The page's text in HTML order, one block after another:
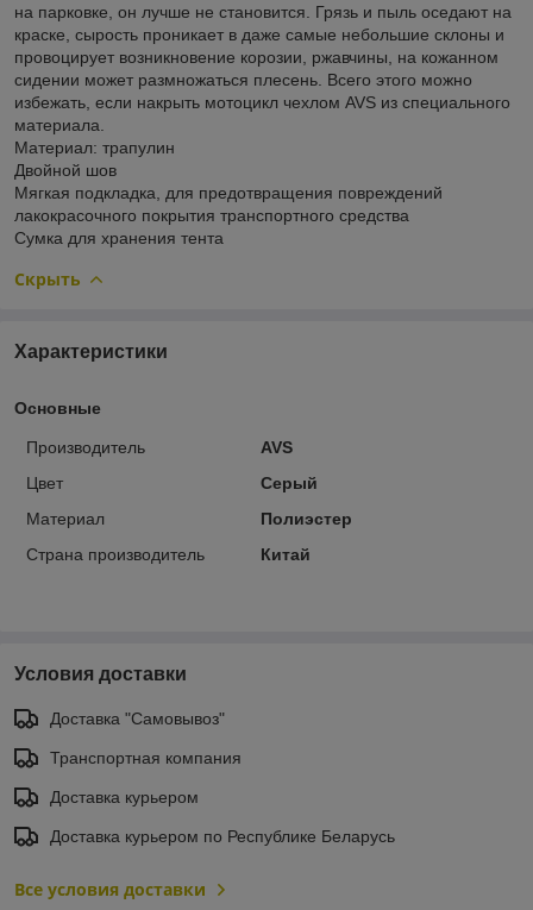
на парковке, он лучше не становится. Грязь и пыль оседают на
краске, сырость проникает в даже самые небольшие склоны и
провоцирует возникновение корозии, ржавчины, на кожанном
сидении может размножаться плесень. Всего этого можно
избежать, если накрыть мотоцикл чехлом AVS из специального
материала.
Материал: трапулин
Двойной шов
Мягкая подкладка, для предотвращения повреждений
лакокрасочного покрытия транспортного средства
Сумка для хранения тента
Скрыть
Характеристики
Основные
Производитель
AVS
Цвет
Серый
Материал
Полиэстер
Страна производитель
Китай
Условия доставки
Доставка "Самовывоз"
Транспортная компания
Доставка курьером
Доставка курьером по Республике Беларусь
Все условия доставки